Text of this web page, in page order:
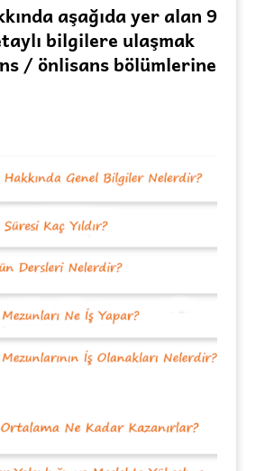
aşağıda yer alan 9
bilgilere ulaşmak
/ önlisans bölümlerine